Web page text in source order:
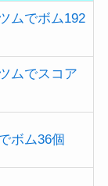
ムでボム192
ムでスコア
ボム36個